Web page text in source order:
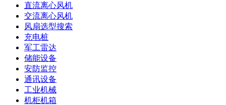
直流离心风机
交流离心风机
风扇选型搜索
充电桩
军工雷达
储能设备
安防监控
通讯设备
工业机械
机柜机箱